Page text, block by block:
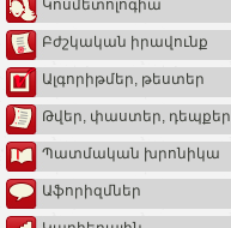
Կոսմետոլոգիա
Բժշկական իրավունք
Ալգորիթմեր, թեստեր
Թվեր, փաստեր, դեպքեր
Պատմական խրոնիկա
Աֆորիզմներ